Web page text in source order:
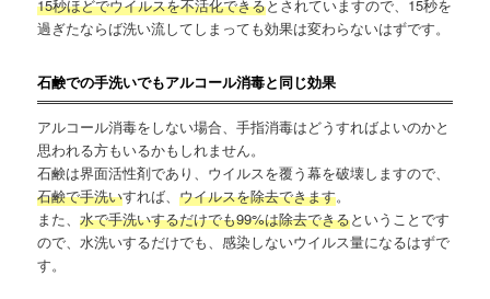
15秒ほどでウイルスを不活化できるとされていますので、15秒を
過ぎたならば洗い流してしまっても効果は変わらないはずです。
石鹸での手洗いでもアルコール消毒と同じ効果
アルコール消毒をしない場合、手指消毒はどうすればよいのかと
思われる方もいるかもしれません。
石鹸は界面活性剤であり、ウイルスを覆う幕を破壊しますので、
石鹸で手洗いすれば、ウイルスを除去できます。
また、水で手洗いするだけでも99%は除去できるということです
ので、水洗いするだけでも、感染しないウイルス量になるはずで
す。